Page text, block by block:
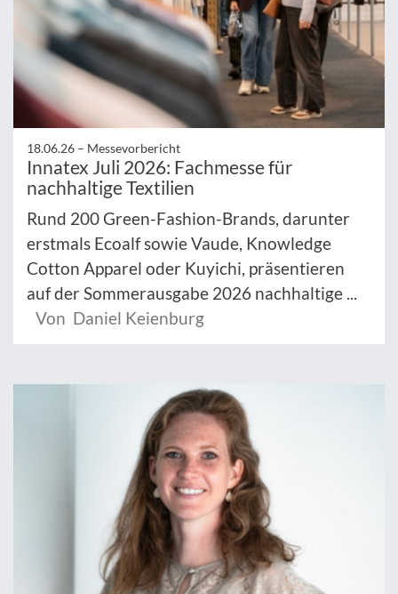
18.06.26 – Messevorbericht
Innatex Juli 2026: Fachmesse für
nachhaltige Textilien
Rund 200 Green-Fashion-Brands, darunter
erstmals Ecoalf sowie Vaude, Knowledge
Cotton Apparel oder Kuyichi, präsentieren
auf der Sommerausgabe 2026 nachhaltige ...
Von Daniel Keienburg